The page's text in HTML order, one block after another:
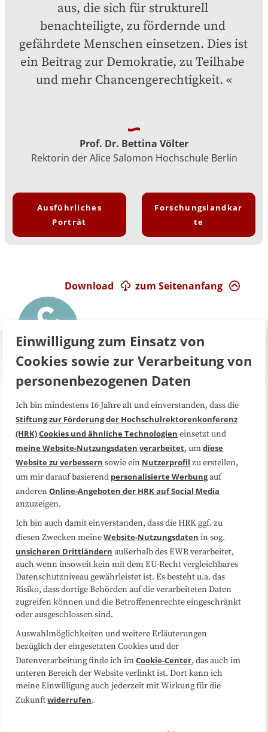
aus, die sich für strukturell
benachteiligte, zu fördernde und
gefährdete Menschen einsetzen. Dies ist
ein Beitrag zur Demokratie, zu Teilhabe
und mehr Chancengerechtigkeit.
Prof. Dr. Bettina Völter
Rektorin der Alice Salomon Hochschule Berlin
Ausführliches
Porträt
Forschungslandkar
te
zum Seitenanfang
Download
Über uns FAQ
Medienarbeit Kooperationen
Datenschutzerklärung Impressum
Sitemap
Folgen Sie uns
Einwilligung zum Einsatz von
Cookies sowie zur Verarbeitung von
personenbezogenen Daten
Ich bin mindestens 16 Jahre alt und einverstanden, dass die
Stiftung zur Förderung der Hochschulrektorenkonferenz
(HRK)Cookies und ähnliche Technologien einsetzt und
meine Website-Nutzungsdaten verarbeitet, umdiese
Website zu verbessern sowie ein Nutzerprofil zu erstellen,
um mir darauf basierend personalisierte Werbungauf
anderenOnline-Angeboten der HRK auf Social Media
anzuzeigen.
Ich bin auch damit einverstanden, dass die HRK ggf. zu
diesen Zwecken meineWebsite-Nutzungsdaten in sog.
unsicheren Drittländern außerhalb des EWR verarbeitet,
auch wenn insoweit kein mit dem EU-Recht vergleichbares
Datenschutzniveau gewährleistet ist. Es besteht u.a. das
Risiko, dass dortige Behörden auf die verarbeiteten Daten
zugreifen können und die Betroffenenrechte eingeschränkt
oder ausgeschlossen sind.
Auswahlmöglichkeiten und weitere Erläuterungen
bezüglich der eingesetzten Cookies und der
Datenverarbeitung finde ich imCookie-Center, das auch im
unteren Bereich der Website verlinkt ist. Dort kann ich
meine Einwilligung auch jederzeit mit Wirkung für die
Zukunftwiderrufen.